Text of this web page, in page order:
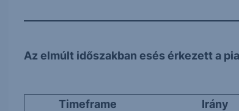
Az elmúlt időszakban esés érkezett a
Timeframe Irány